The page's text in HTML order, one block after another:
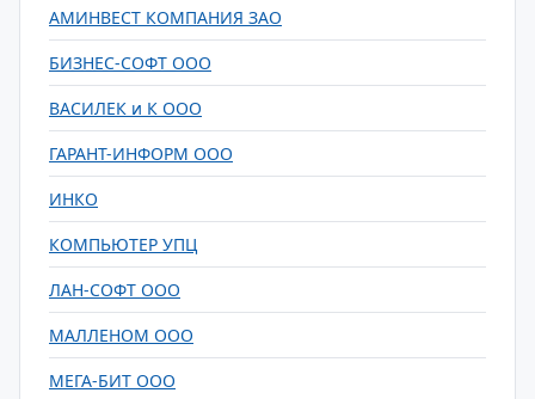
АМИНВЕСТ КОМПАНИЯ ЗАО
БИЗНЕС-СОФТ ООО
ВАСИЛЕК и К ООО
ГАРАНТ-ИНФОРМ ООО
ИНКО
КОМПЬЮТЕР УПЦ
ЛАН-СОФТ ООО
МАЛЛЕНОМ ООО
МЕГА-БИТ ООО